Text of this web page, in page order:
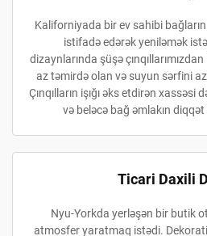
Kaliforniyada bir ev sahibi
istifadə edərək yeniləmək
dizaynlarında şüşə
az təmirdə olan və suyun sərfini
Çınqılların işığı əks etdirən
və beləcə bağ əmlakın
Ticari Daxili
Nyu-Yorkda yerləşən bir butik
atmosfer yaratmaq istədi.